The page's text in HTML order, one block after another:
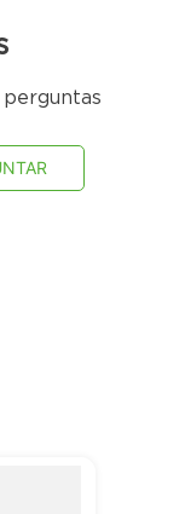
150 long
125 garrafas